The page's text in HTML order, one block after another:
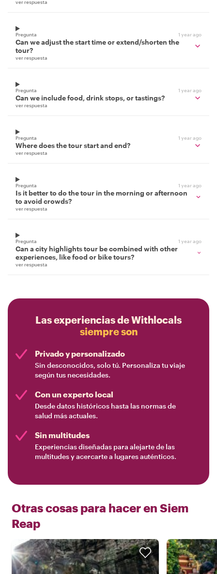
ver respuesta
Pregunta 1 year ago
Can we adjust the start time or extend/shorten the
tour?
ver respuesta
Pregunta 1 year ago
Can we include food, drink stops, or tastings?
ver respuesta
Pregunta 1 year ago
Where does the tour start and end?
ver respuesta
Pregunta 1 year ago
Is it better to do the tour in the morning or afternoon
to avoid crowds?
ver respuesta
Pregunta 1 year ago
Can a city highlights tour be combined with other
experiences, like food or bike tours?
ver respuesta
Las experiencias de Withlocals
siempre son
Privado y personalizado
Sin desconocidos, solo tú. Personaliza tu viaje
según tus necesidades.
Con un experto local
Desde datos históricos hasta las normas de
salud más actuales.
Sin multitudes
Experiencias diseñadas para alejarte de las
multitudes y acercarte a lugares auténticos.
Otras cosas para hacer en Siem
Reap